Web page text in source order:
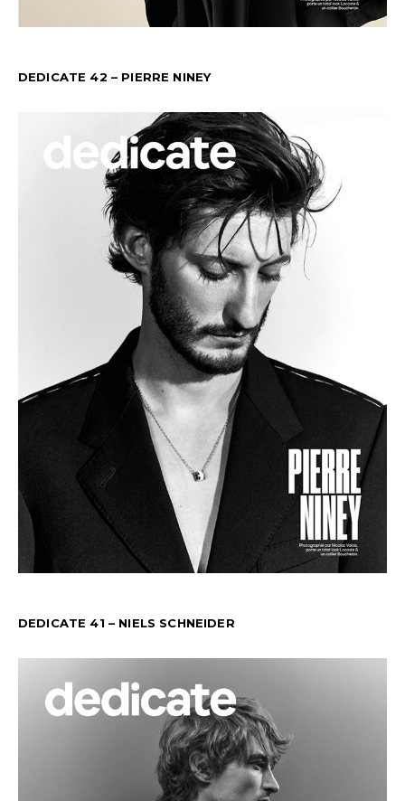
DEDICATE 42 – PIERRE NINEY
DEDICATE 41 – NIELS SCHNEIDER